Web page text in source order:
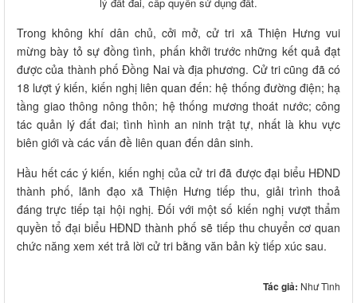
Trong không khí dân chủ, cởi mở, cử tri xã Thiện Hưng vui
mừng bày tỏ sự đồng tình, phấn khởi trước những kết quả đạt
được của thành phố Đồng Nai và địa phương. Cử tri cũng đã có
18 lượt ý kiến, kiến nghị liên quan đến: hệ thống đường điện; hạ
tầng giao thông nông thôn; hệ thống mương thoát nước; công
tác quản lý đất đai; tình hình an ninh trật tự, nhất là khu vực
biên giới và các vấn đề liên quan đến dân sinh.
Hầu hết các ý kiến, kiến nghị của cử tri đã được đại biểu HĐND
thành phố, lãnh đạo xã Thiện Hưng tiếp thu, giải trình thoả
đáng trực tiếp tại hội nghị. Đối với một số kiến nghị vượt thẩm
quyền tổ đại biểu HĐND thành phố sẽ tiếp thu chuyển cơ quan
chức năng xem xét trả lời cử tri bằng văn bản kỳ tiếp xúc sau.
Tác giả: Như Tình